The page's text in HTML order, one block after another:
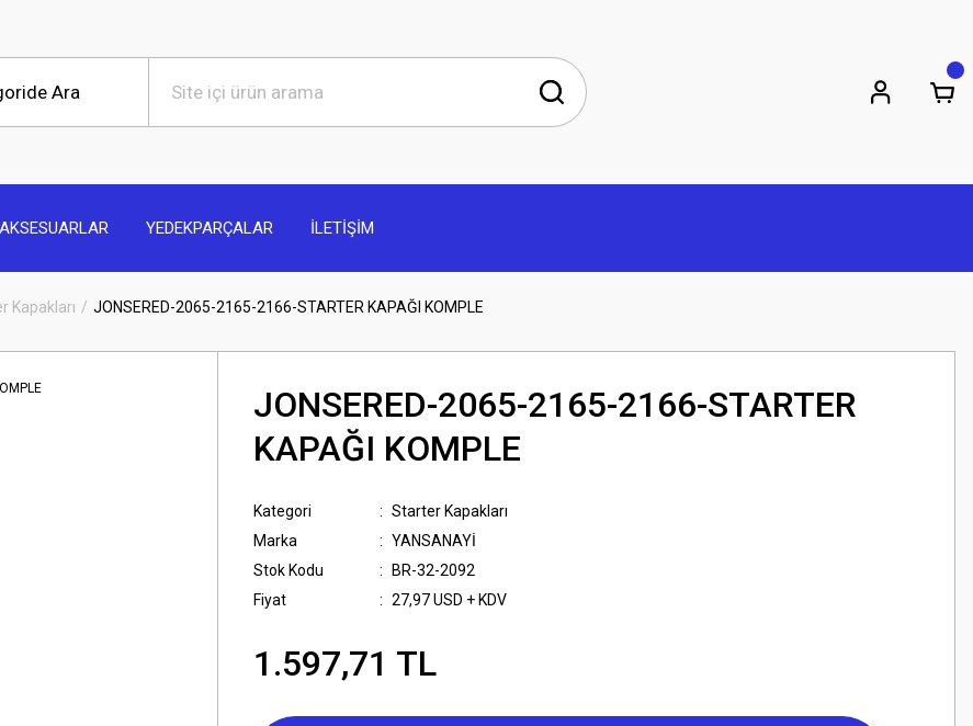
AKSESUARLAR YEDEKPARÇALAR İLETİŞİM
Kapakları JONSERED-2065-2165-2166-STARTER KAPAĞI KOMPLE
JONSERED-2065-2165-2166-STARTER
KAPAĞI KOMPLE
Kategori
Starter Kapakları
Marka
YANSANAYİ
Stok Kodu
BR-32-2092
Fiyat
27,97 USD + KDV
1.597,71 TL